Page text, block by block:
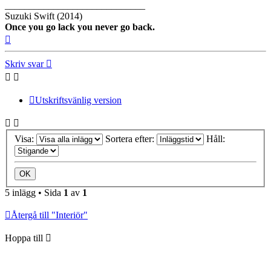
Suzuki Swift (2014)
Once you go lack you never go back.
Skriv svar
Utskriftsvänlig version
Visa: Sortera efter: Håll:
5 inlägg • Sida 1 av 1
Återgå till "Interiör"
Hoppa till